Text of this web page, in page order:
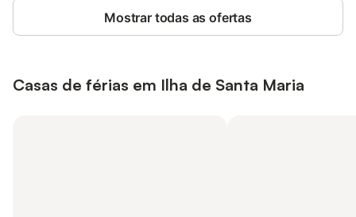
Mostrar todas as ofertas
Casas de férias em Ilha de Santa Maria